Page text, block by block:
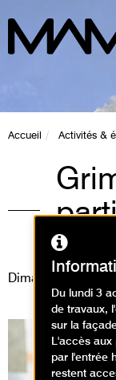
Accueil Activités &
Dimanche 7
Du lundi 3
de travaux,
sur la
L'accès
par l'entrée
restent